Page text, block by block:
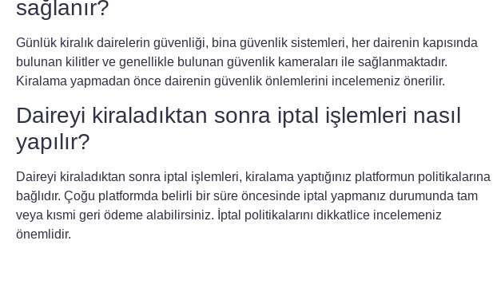
sağlanır?
Günlük kiralık dairelerin güvenliği, bina güvenlik sistemleri, her dairenin kapısında
bulunan kilitler ve genellikle bulunan güvenlik kameraları ile sağlanmaktadır.
Kiralama yapmadan önce dairenin güvenlik önlemlerini incelemeniz önerilir.
Daireyi kiraladıktan sonra iptal işlemleri nasıl
yapılır?
Daireyi kiraladıktan sonra iptal işlemleri, kiralama yaptığınız platformun politikalarına
bağlıdır. Çoğu platformda belirli bir süre öncesinde iptal yapmanız durumunda tam
veya kısmi geri ödeme alabilirsiniz. İptal politikalarını dikkatlice incelemeniz
önemlidir.